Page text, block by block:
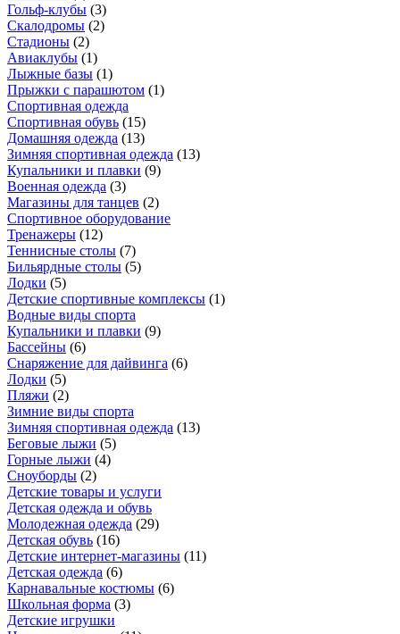
Гольф-клубы (3)
Скалодромы (2)
Стадионы (2)
Авиаклубы (1)
Лыжные базы (1)
Прыжки с парашютом (1)
Спортивная одежда
Спортивная обувь (15)
Домашняя одежда (13)
Зимняя спортивная одежда (13)
Купальники и плавки (9)
Военная одежда (3)
Магазины для танцев (2)
Спортивное оборудование
Тренажеры (12)
Теннисные столы (7)
Бильярдные столы (5)
Лодки (5)
Детские спортивные комплексы (1)
Водные виды спорта
Купальники и плавки (9)
Бассейны (6)
Снаряжение для дайвинга (6)
Лодки (5)
Пляжи (2)
Зимние виды спорта
Зимняя спортивная одежда (13)
Беговые лыжи (5)
Горные лыжи (4)
Сноуборды (2)
Детские товары и услуги
Детская одежда и обувь
Молодежная одежда (29)
Детская обувь (16)
Детские интернет-магазины (11)
Детская одежда (6)
Карнавальные костюмы (6)
Школьная форма (3)
Детские игрушки